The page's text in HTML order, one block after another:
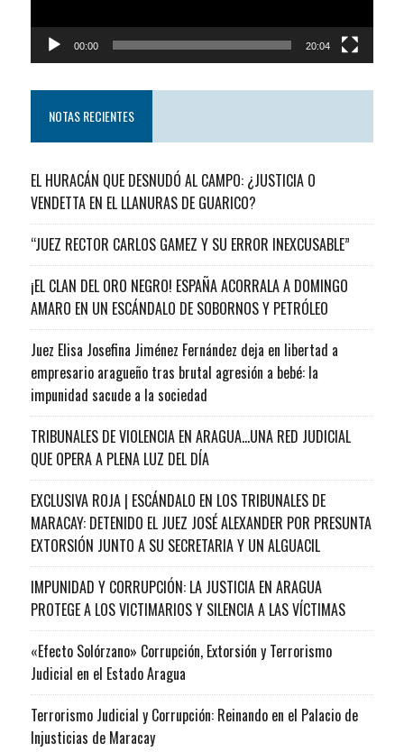
00:00 20:04
NOTAS RECIENTES
EL HURACÁN QUE DESNUDÓ AL CAMPO: ¿JUSTICIA O
VENDETTA EN EL LLANURAS DE GUARICO?
“JUEZ RECTOR CARLOS GAMEZ Y SU ERROR INEXCUSABLE”
¡EL CLAN DEL ORO NEGRO! ESPAÑA ACORRALA A DOMINGO
AMARO EN UN ESCÁNDALO DE SOBORNOS Y PETRÓLEO
Juez Elisa Josefina Jiménez Fernández deja en libertad a
empresario aragueño tras brutal agresión a bebé: la
impunidad sacude a la sociedad
TRIBUNALES DE VIOLENCIA EN ARAGUA…UNA RED JUDICIAL
QUE OPERA A PLENA LUZ DEL DÍA
EXCLUSIVA ROJA | ESCÁNDALO EN LOS TRIBUNALES DE
MARACAY: DETENIDO EL JUEZ JOSÉ ALEXANDER POR PRESUNTA
EXTORSIÓN JUNTO A SU SECRETARIA Y UN ALGUACIL
IMPUNIDAD Y CORRUPCIÓN: LA JUSTICIA EN ARAGUA
PROTEGE A LOS VICTIMARIOS Y SILENCIA A LAS VÍCTIMAS
«Efecto Solórzano» Corrupción, Extorsión y Terrorismo
Judicial en el Estado Aragua
Terrorismo Judicial y Corrupción: Reinando en el Palacio de
Injusticias de Maracay